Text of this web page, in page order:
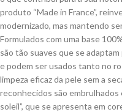
produto “Made in France”,
modernizado, mas mantendo
Formulados com uma base
são tão suaves que se
e podem ser usados tanto no
limpeza eficaz da pele sem a
reconhecidos são embrulhados
soleil”, que se apresenta em